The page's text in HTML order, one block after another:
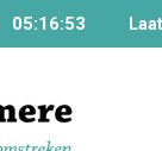
05:16:54